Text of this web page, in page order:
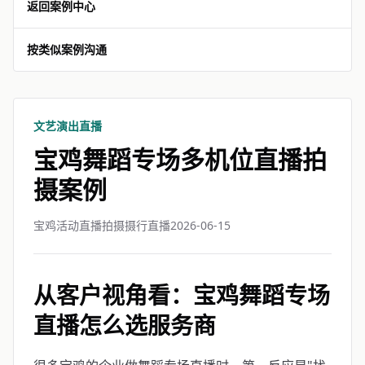
返回案例中心
按类似案例沟通
文艺演出直播
宝鸡舞蹈专场多机位直播拍
摄案例
宝鸡活动直播拍摄摄行直播2026-06-15
从客户视角看：宝鸡舞蹈专场
直播怎么选服务商